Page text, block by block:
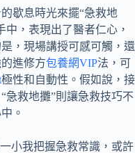
歇息時光來擺“急救地
，表現出了醫者仁心，
，現場講授可感可觸，還
進修方包養網VIP法，可
極性和自動性。假如說，接
急救地攤”則讓急救技巧不
。
小我把握急救常識，或許